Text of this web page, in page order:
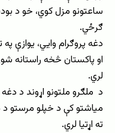
ساعتونو مزل کوي، خو د
ګرځي.
او پاکستان څخه راستانه
لري.
د ملګرو ملتونو اړوند د
ته اړتیا لري.